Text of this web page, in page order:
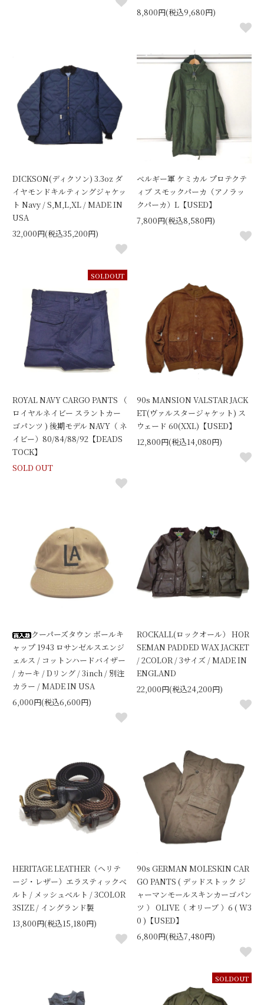
8,800円(税込9,680円)
DICKSON(ディクソン) 3.3oz ダ
イヤモンドキルティングジャケッ
ト Navy / S,M,L,XL / MADE IN
USA
32,000円(税込35,200円)
ベルギー軍 ケミカル プロテクテ
ィブ スモックパーカ（アノラッ
クパーカ）L【USED】
7,800円(税込8,580円)
SOLDOUT
ROYAL NAVY CARGO PANTS （
ロイヤルネイビー スラントカー
ゴパンツ ) 後期モデル NAVY（ ネ
イビー）80/84/88/92【DEADS
TOCK】
SOLD OUT
90s MANSION VALSTAR JACK
ET(ヴァルスタージャケット) ス
ウェード 60(XXL)【USED】
12,800円(税込14,080円)
クーパーズタウン ボールキ
ャップ 1943 ロサンゼルスエンジ
ェルス / コットンハードバイザー
/ カーキ / Dリング / 3inch / 別注
カラー / MADE IN USA
6,000円(税込6,600円)
ROCKALL(ロックオール） HOR
SEMAN PADDED WAX JACKET
/ 2COLOR / 3サイズ / MADE IN
ENGLAND
22,000円(税込24,200円)
HERITAGE LEATHER（ヘリテ
ージ・レザー）エラスティックベ
ルト / メッシュベルト / 3COLOR
3SIZE / イングランド製
13,800円(税込15,180円)
90s GERMAN MOLESKIN CAR
GO PANTS ( デッドストック ジ
ャーマンモールスキンカーゴパン
ツ ） OLIVE（ オリーブ ）6 ( W3
0 )【USED】
6,800円(税込7,480円)
SOLDOUT